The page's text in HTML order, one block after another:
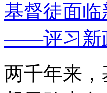
基督徒面临
——评习新
两千年来